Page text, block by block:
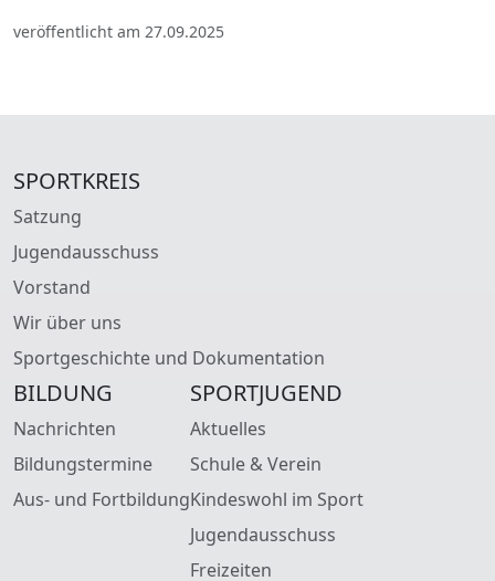
veröffentlicht am 27.09.2025
SPORTKREIS
Satzung
Jugendausschuss
Vorstand
Wir über uns
Sportgeschichte und Dokumentation
BILDUNG
Nachrichten
Bildungstermine
Aus- und Fortbildung
SPORTJUGEND
Aktuelles
Schule & Verein
Kindeswohl im Sport
Jugendausschuss
Freizeiten